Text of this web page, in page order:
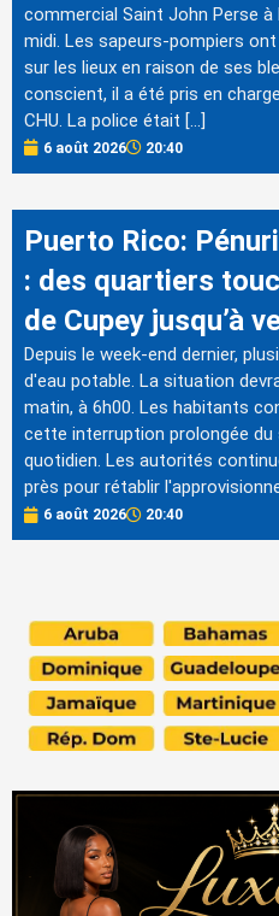
commercial Saint John Perse
midi. Les sapeurs-pompiers
sur les lieux en raison de ses
conscient, il a été pris en
CHU. La police était […]
6 août 2026 20:40
Puerto Rico:
: des quartiers
de Cupey jusqu’à
Depuis le week-end dernier,
d'eau potable. La situation
matin, à 6h00. Les habitants
cette interruption prolongée du
quotidien. Les autorités
près pour rétablir
6 août 2026 20:40